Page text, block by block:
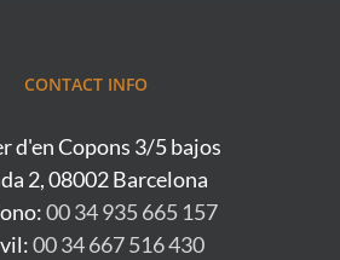
CONTACT INFO
d'en Copons 3/5 bajos
2, 08002 Barcelona
00 34 935 665 157
00 34 667 516 430